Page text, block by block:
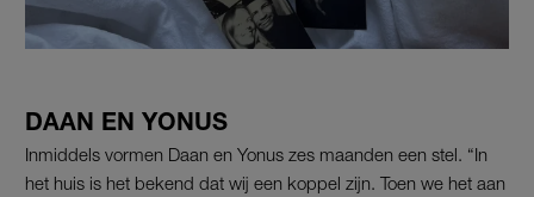
DAAN EN YONUS
Inmiddels vormen Daan en Yonus zes maanden een stel. “In
het huis is het bekend dat wij een koppel zijn. Toen we het aan